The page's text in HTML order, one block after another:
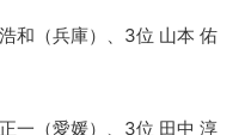
和（兵庫）、3位 山本 佑
一（愛媛）、3位 田中 淳